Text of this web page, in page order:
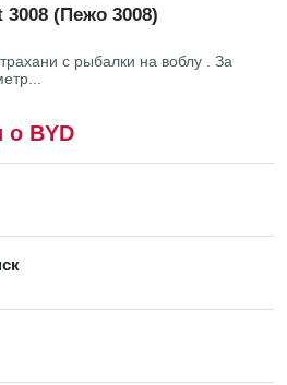
3008 (Пежо 3008)
с рыбалки на воблу . За
о BYD